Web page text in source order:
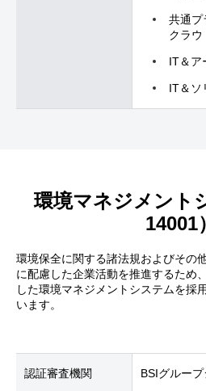
共通プ
クラウ
IT＆ア
IT＆ソ
環境マネジメント
14001）
環境保全に関する諸法規およびその
に配慮した企業活動を推進するため
した環境マネジメントシステムを採
います。
認証審査機関 BSIグルー